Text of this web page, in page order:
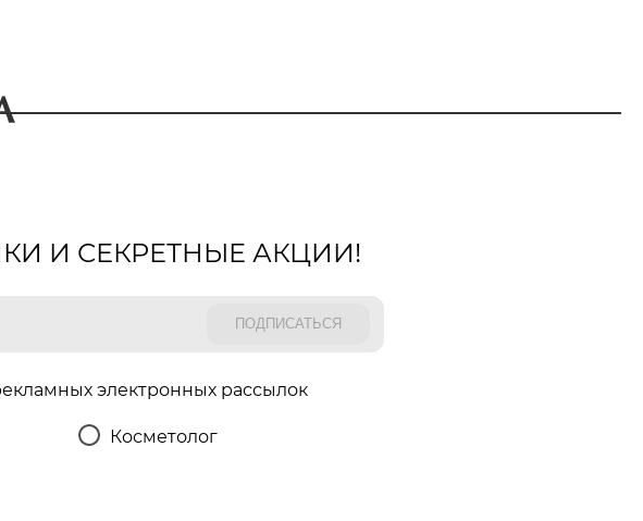
И СЕКРЕТНЫЕ АКЦИИ!
электронных рассылок
Косметолог